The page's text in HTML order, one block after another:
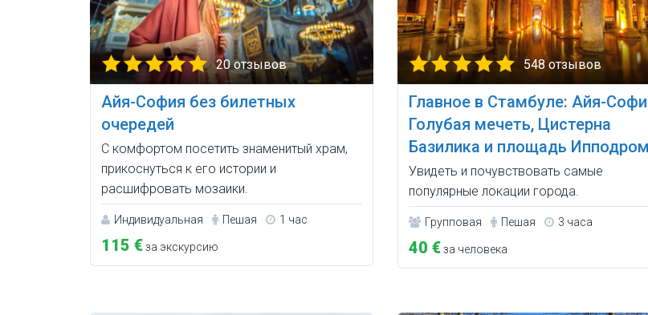
20 отзывов
Айя-София без билетных
очередей
С комфортом посетить знаменитый храм,
прикоснуться к его истории и
расшифровать мозаики.
Индивидуальная Пешая 1 час
115 €за экскурсию
548 отзывов
Главное в Стамбуле: Айя-
Голубая мечеть, Цистерна
Базилика и площадь Ипподром
Увидеть и почувствовать самые
популярные локации города.
Групповая Пешая 3 часа
40 €за человека